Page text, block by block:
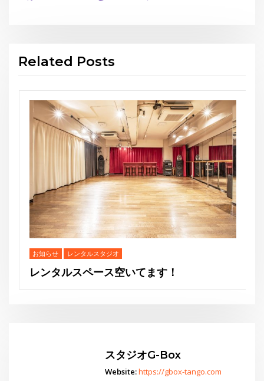
Related Posts
お知らせ
THE GEORGE’S SHOW
スタジオG-Box
Website:https://gbox-tango.com
スタジオからお知らせ